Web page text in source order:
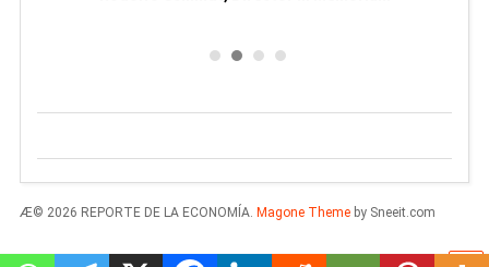
Æ© 2026 REPORTE DE LA ECONOMÍA. Magone Themeby Sneeit.com